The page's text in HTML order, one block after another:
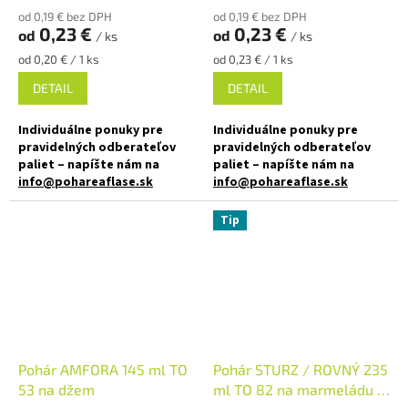
marmelády, džemy
✅ Paletu za výhodnejšiu cenu
objednajte
alebo orechové maslá
✅ Paletu za výhodnejšiu cenu
objednajte
od 0,19 € bez DPH
od 0,23 € / ks
Jednotková
cena:
od 0,20 € / 1 ks
DETAIL
Individuálne ponuky pre
pravidelných odberateľov
paliet – napíšte nám na
info@pohareaflase.sk
✅ Twist Off skrutkový uzáver
uzavrite rukou
od 0,19 € bez DPH
od 0,23 € / ks
Jednotková
cena:
od 0,23 € / 1 ks
DETAIL
Individuálne ponuky pre
pravidelných odberateľov
paliet – napíšte nám na
info@pohareaflase.sk
✅ Zaváracie poháre s plniacim
objemom 180 až 200 ml
✅ Ako stvorená pre džemy,
pesta, pečený čaj
Pohár AMFORA 145 ml TO
53 na džem
Tip
Pohár STURZ / ROVNÝ 235
ml TO 82 na marmeládu a